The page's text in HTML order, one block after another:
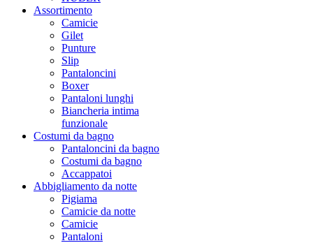
Assortimento
Camicie
Gilet
Punture
Slip
Pantaloncini
Boxer
Pantaloni lunghi
Biancheria intima
funzionale
Costumi da bagno
Pantaloncini da bagno
Costumi da bagno
Accappatoi
Abbigliamento da notte
Pigiama
Camicie da notte
Camicie
Pantaloni